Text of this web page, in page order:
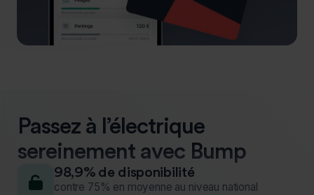
Passez à l’électrique
sereinement avec Bump
unlock
98,9% de disponibilité
contre 75% en moyenne au niveau national